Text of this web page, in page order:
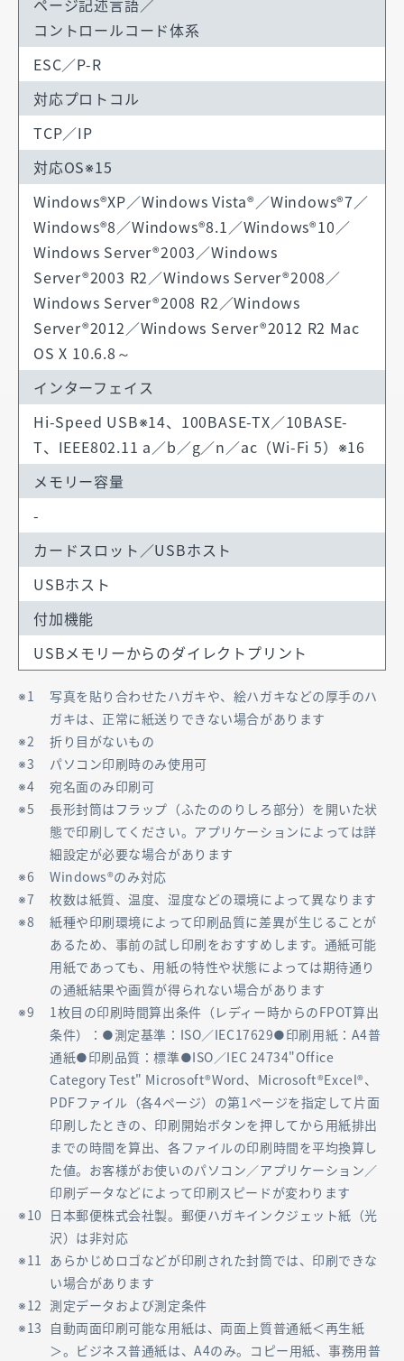
ページ記述言語／
コントロールコード体系
ESC／P-R
対応プロトコル
TCP／IP
対応OS※15
Windows®XP／Windows Vista®／Windows®7／
Windows®8／Windows®8.1／Windows®10／
Windows Server®2003／Windows
Server®2003 R2／Windows Server®2008／
Windows Server®2008 R2／Windows
Server®2012／Windows Server®2012 R2 Mac
OS X 10.6.8～
インターフェイス
Hi-Speed USB※14、100BASE-TX／10BASE-
T、IEEE802.11 a／b／g／n／ac（Wi-Fi 5）※16
メモリー容量
-
カードスロット ／USBホスト
USBホスト
付加機能
USBメモリーからのダイレクトプリント
写真を貼り合わせたハガキや、絵ハガキなどの厚手のハ
ガキは、正常に紙送りできない場合があります
折り目がないもの
パソコン印刷時のみ使用可
宛名面のみ印刷可
長形封筒はフラップ（ふたののりしろ部分）を開いた状
態で印刷してください。アプリケーションによっては詳
細設定が必要な場合があります
Windows®のみ対応
枚数は紙質、温度、湿度などの環境によって異なります
紙種や印刷環境によって印刷品質に差異が生じることが
あるため、事前の試し印刷をおすすめします。通紙可能
用紙であっても、用紙の特性や状態によっては期待通り
の通紙結果や画質が得られない場合があります
1枚目の印刷時間算出条件（レディー時からのFPOT算出
条件）：●測定基準：ISO／IEC17629●印刷用紙：A4普
通紙●印刷品質：標準●ISO／IEC 24734"Office
Category Test" Microsoft®Word、Microsoft®Excel®、
PDFファイル（各4ページ）の第1ページを指定して片面
印刷したときの、印刷開始ボタンを押してから用紙排出
までの時間を算出、各ファイルの印刷時間を平均換算し
た値。お客様がお使いのパソコン／アプリケーション／
印刷データなどによって印刷スピードが変わります
日本郵便株式会社製。郵便ハガキインクジェット紙（光
沢）は非対応
あらかじめロゴなどが印刷された封筒では、印刷できな
い場合があります
測定データおよび測定条件
自動両面印刷可能な用紙は、両面上質普通紙＜再生紙
＞。ビジネス普通紙は、A4のみ。コピー用紙、事務用普